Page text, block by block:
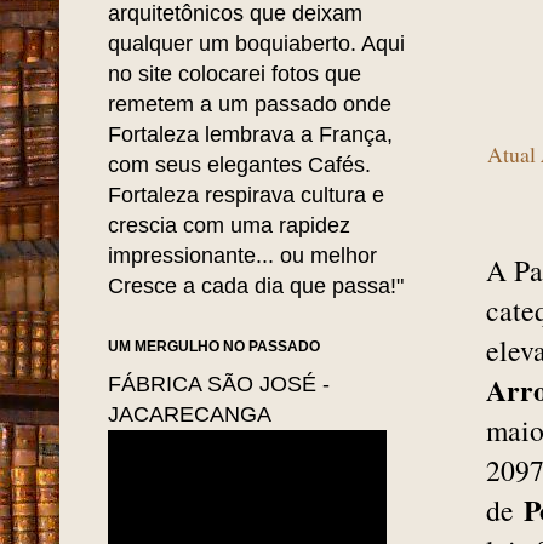
Atual
A
de
arquitetônicos que deixam
qualquer um boquiaberto. Aqui
no site colocarei fotos que
remetem a um passado onde
Fortaleza lembrava a França,
com seus elegantes Cafés.
Fortaleza respirava cultura e
crescia com uma rapidez
impressionante... ou melhor
Cresce a cada dia que passa!"
UM MERGULHO NO PASSADO
FÁBRICA SÃO JOSÉ -
JACARECANGA